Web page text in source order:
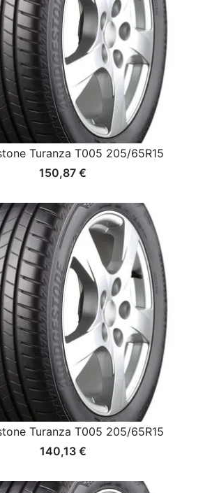
Turanza T005 205/65R15
150,87 €
Turanza T005 205/65R15
140,13 €